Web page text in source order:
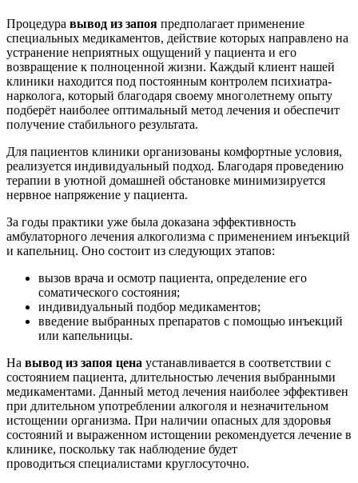
Процедура вывод из запоя предполагает применение
специальных медикаментов, действие которых направлено на
устранение неприятных ощущений у пациента и его
возвращение к полноценной жизни. Каждый клиент нашей
клиники находится под постоянным контролем психиатра-
нарколога, который благодаря своему многолетнему опыту
подберёт наиболее оптимальный метод лечения и обеспечит
получение стабильного результата.
Для пациентов клиники организованы комфортные условия,
реализуется индивидуальный подход. Благодаря проведению
терапии в уютной домашней обстановке минимизируется
нервное напряжение у пациента.
За годы практики уже была доказана эффективность
амбулаторного лечения алкоголизма с применением инъекций
и капельниц. Оно состоит из следующих этапов:
вызов врача и осмотр пациента, определение его
соматического состояния;
индивидуальный подбор медикаментов;
введение выбранных препаратов с помощью инъекций
или капельницы.
На вывод из запоя цена устанавливается в соответствии с
состоянием пациента, длительностью лечения выбранными
медикаментами. Данный метод лечения наиболее эффективен
при длительном употреблении алкоголя и незначительном
истощении организма. При наличии опасных для здоровья
состояний и выраженном истощении рекомендуется лечение в
клинике, поскольку так наблюдение будет
проводиться специалистами круглосуточно.